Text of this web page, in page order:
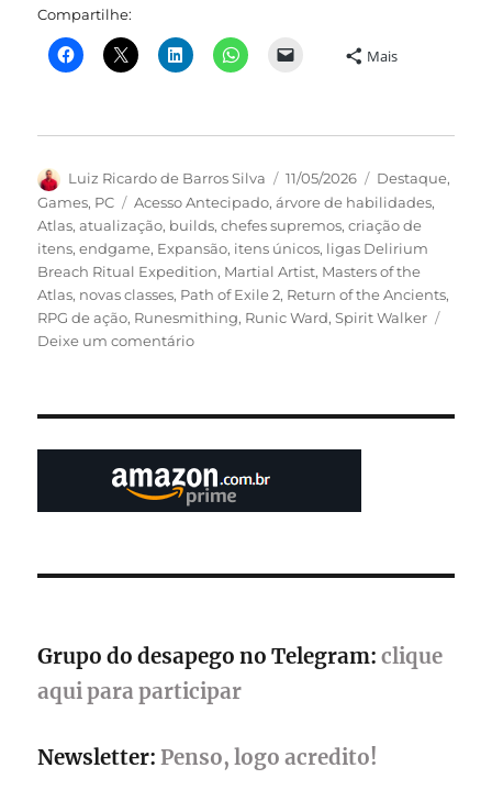
Compartilhe:
Mais
Autor
Luiz Ricardo de Barros Silva
Publicado
em
11/05/2026 Categorias
Destaque,
Games, PC Tags
Acesso Antecipado,árvore de habilidades,
Atlas,atualização, builds,chefes supremos,criação de
itens,endgame, Expansão, itens únicos, ligas Delirium
Breach Ritual Expedition, Martial Artist, Masters of the
Atlas, novas classes, Path of Exile 2, Return of the Ancients,
RPG de ação, Runesmithing, Runic Ward,Spirit Walker
Deixe um comentárioem
reformula
o
endgame
expansão
50
horas
de
Grupo do desapego no Telegram: clique
aqui para participar
Newsletter: Penso, logo acredito!